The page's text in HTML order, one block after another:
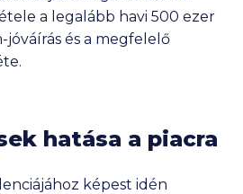
a legalább havi 500 ezer
és a megfelelő
hatása a piacra
képest idén